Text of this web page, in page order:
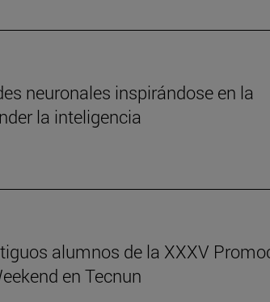
neuronales inspirándose en la
la inteligencia
alumnos de la XXXV
en Tecnun